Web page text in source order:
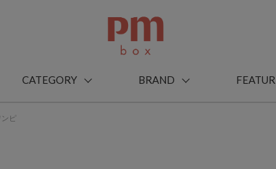
CATEGORY BRAND
ピ